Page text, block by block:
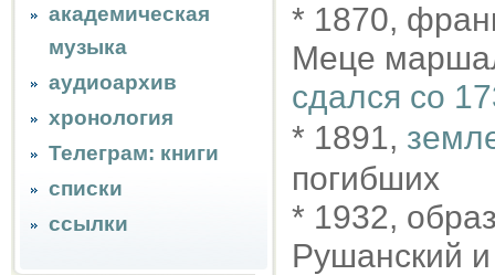
академическая
музыка
аудиоархив
хронология
Телеграм: книги
списки
ссылки
* 1870,
Меце
сдался со
* 1891,
погибших
* 1932,
Рушанский